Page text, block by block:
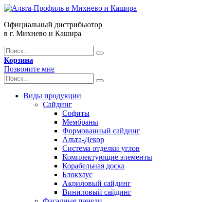
Официальный дистрибьютор
в г. Михнево и Кашира
Корзина
Позвоните мне
Виды продукции
Сайдинг
Софиты
Мембраны
Формованный сайдинг
Альта-Декор
Система отделки углов
Комплектующие элементы
Корабельная доска
Блокхаус
Акриловый сайдинг
Виниловый сайдинг